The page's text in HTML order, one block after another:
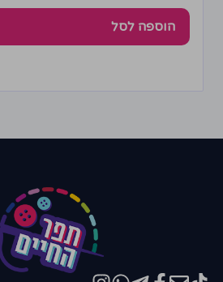
הוספה לסל